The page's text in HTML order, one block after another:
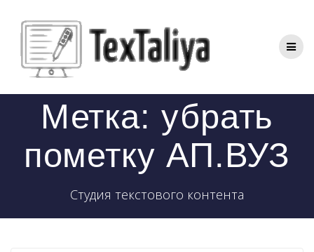
контенту
Метка: убрать
пометку АП.ВУЗ
Студия текстового контента